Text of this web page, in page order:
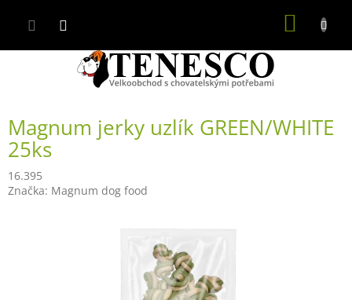
Magnum jerky uzlík GREEN/WHITE
25ks
16.395
Značka: Magnum dog food